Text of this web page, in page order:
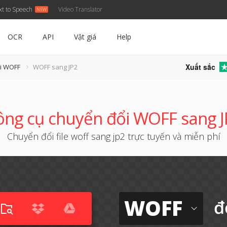
to Speech Video Translator
OCR API Vật giá Help
WOFF sang JP2 Xuất sắc
cụ chuyển đổi WOFF sang
Chuyển đổi file woff sang jp2 trực tuyến và miễn phí
WOFF